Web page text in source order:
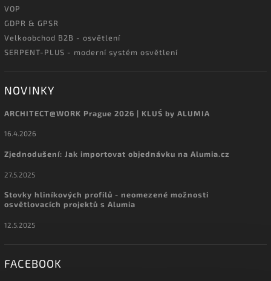
VOP
GDPR & GPSR
Velkoobchod B2B - osvětlení
SERPENT-PLUS - moderní systém osvětlení
NOVINKY
ARCHITECT@WORK Prague 2026 | KLUŚ by ALUMIA
16.4.2026
Zjednodušení: Jak importovat objednávku na Alumia.cz
27.5.2025
Stovky hliníkových profilů - neomezené možnosti
osvětlovacích projektů s Alumia
12.5.2025
FACEBOOK